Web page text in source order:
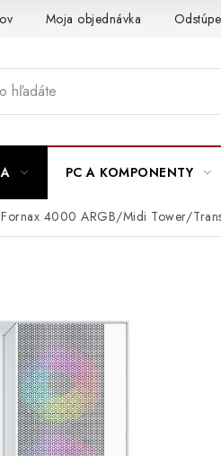
Moja objednávka
PC A KOMPONENTY
4000 ARGB/Midi Tower/